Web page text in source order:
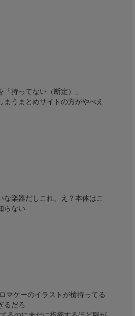
「持ってない（断定）」
うまとめサイトの方がやべえ
な楽器だしこれ、え？本体はこ
らない
マケーのイラストが槍持ってる
るだろ